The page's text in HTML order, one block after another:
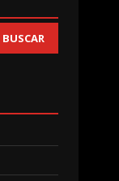
BUSCAR